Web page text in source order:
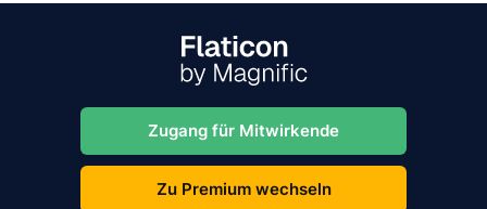
Zugang für Mitwirkende
Zu Premium wechseln